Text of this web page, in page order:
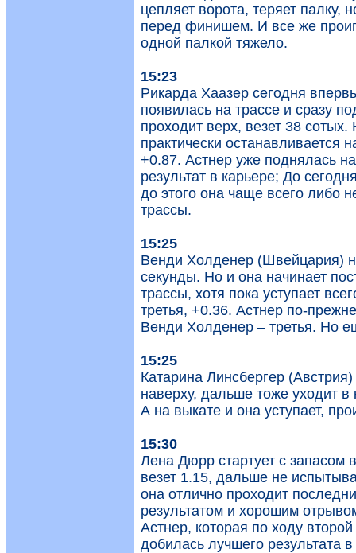
цепляет ворота, теряет палку,
перед финишем. И все же
одной палкой тяжело.
15:23
Рикарда Хаазер сегодня
появилась на трассе и сразу
проходит верх, везет 38
практически
+0.87. Астнер уже поднялась
результат в карьере; До
до этого она чаще всего либо
трассы.
15:25
Венди Холденер (Швейцария)
секунды. Но и она начинает
трассы, хотя пока уступает
третья, +0.36. Астнер по-
Венди Холденер – третья. Но
15:25
Катарина Линсбергер
наверху, дальше тоже уходит в
А на выкате и она уступает,
15:30
Лена Дюрр стартует с запасом
везет 1.15, дальше не
она отлично проходит
результатом и хорошим
Астнер, которая по ходу
добилась лучшего результата